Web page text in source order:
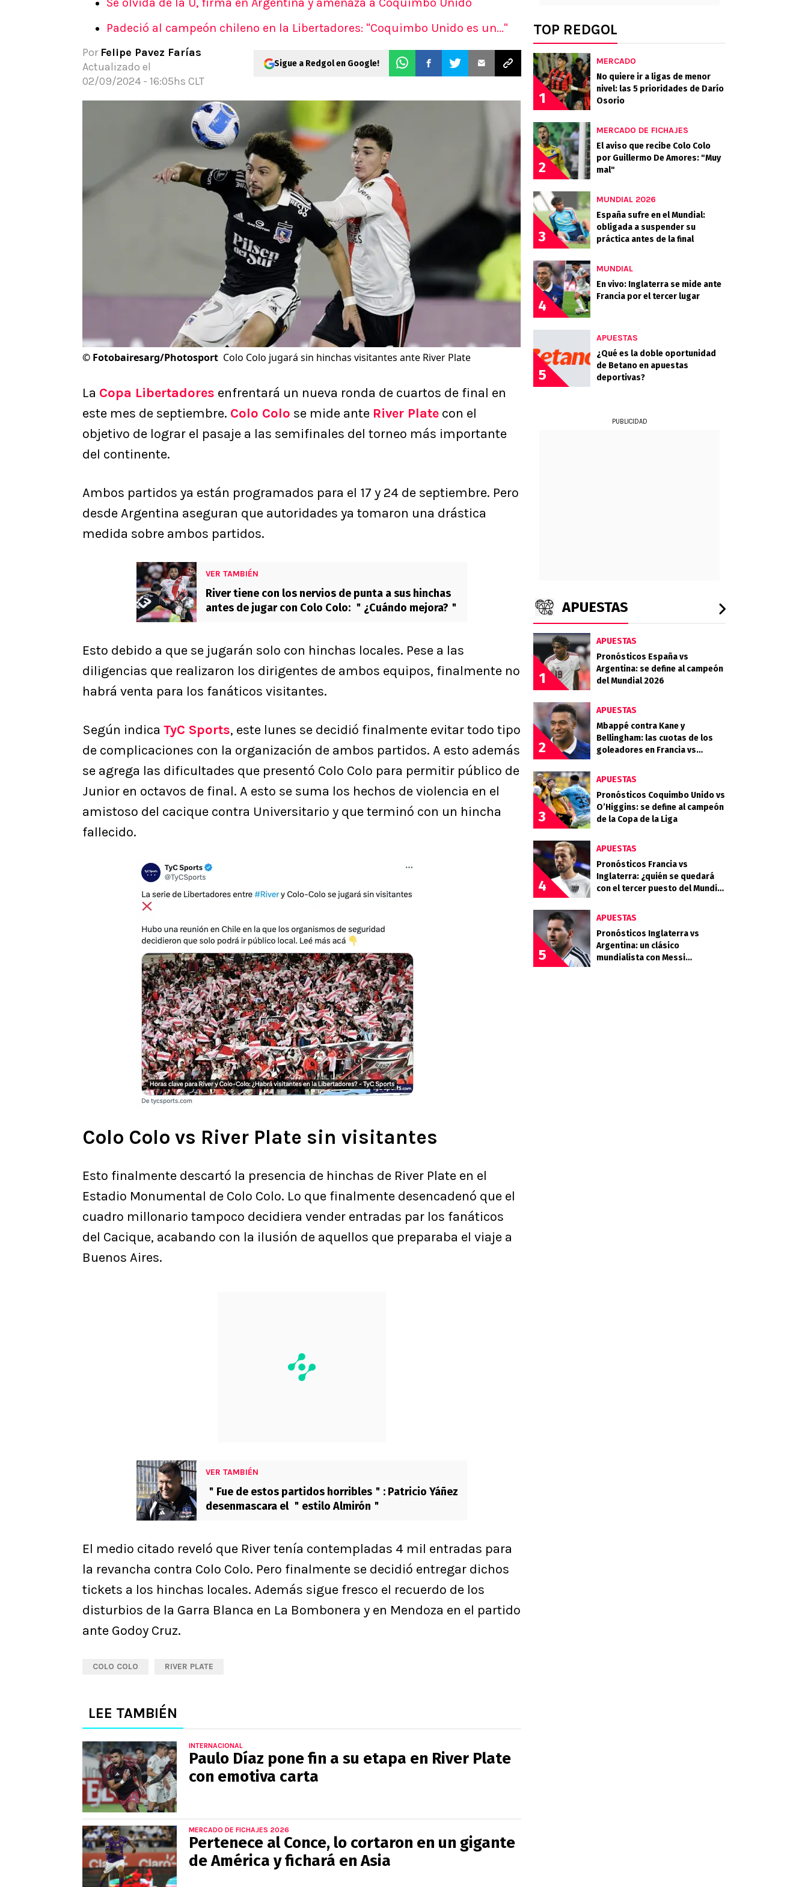
Pronósticos
Padeció al campeón chileno en la Libertadores: "Coquimbo Unido es un..."
Por Felipe Pavez Farías
Actualizado el
02/09/2024 - 16:05hs CLT
Sigue a Redgol en Google!
© Fotobairesarg/Photosport Colo Colo jugará sin hinchas visitantes ante River Plate
La Copa Libertadores enfrentará un nueva ronda de cuartos de final en
este mes de septiembre. Colo Colo se mide ante River Plate con el
objetivo de lograr el pasaje a las semifinales del torneo más importante
del continente.
Ambos partidos ya están programados para el 17 y 24 de septiembre. Pero
desde Argentina aseguran que autoridades ya tomaron una drástica
medida sobre ambos partidos.
VER TAMBIÉN
River tiene con los nervios de punta a sus hinchas
antes de jugar con Colo Colo: ＂¿Cuándo mejora?＂
Esto debido a que se jugarán solo con hinchas locales. Pese a las
diligencias que realizaron los dirigentes de ambos equipos, finalmente no
habrá venta para los fanáticos visitantes.
Según indica TyC Sports, este lunes se decidió finalmente evitar todo tipo
de complicaciones con la organización de ambos partidos. A esto además
se agrega las dificultades que presentó Colo Colo para permitir público de
Junior en octavos de final. A esto se suma los hechos de violencia en el
amistoso del cacique contra Universitario y que terminó con un hincha
fallecido.
Colo Colo vs River Plate sin visitantes
Esto finalmente descartó la presencia de hinchas de River Plate en el
Estadio Monumental de Colo Colo. Lo que finalmente desencadenó que el
cuadro millonario tampoco decidiera vender entradas par los fanáticos
del Cacique, acabando con la ilusión de aquellos que preparaba el viaje a
Buenos Aires.
VER TAMBIÉN
＂Fue de estos partidos horribles＂: Patricio Yáñez
desenmascara el ＂estilo Almirón＂
El medio citado reveló que River tenía contempladas 4 mil entradas para
la revancha contra Colo Colo. Pero finalmente se decidió entregar dichos
tickets a los hinchas locales. Además sigue fresco el recuerdo de los
disturbios de la Garra Blanca en La Bombonera y en Mendoza en el partido
ante Godoy Cruz.
COLO COLO RIVER PLATE
LEE TAMBIÉN
INTERNACIONAL
Paulo Díaz pone fin a su etapa en River Plate
con emotiva carta
MERCADO DE FICHAJES 2026
Pertenece al Conce, lo cortaron en un gigante
de América y fichará en Asia
TOP REDGOL
1
MERCADO
No quiere ir a ligas de menor
nivel: las 5 prioridades de Darío
Osorio
2
MERCADO DE FICHAJES
El aviso que recibe Colo Colo
por Guillermo De Amores: "Muy
mal"
3
MUNDIAL 2026
España sufre en el Mundial:
obligada a suspender su
práctica antes de la final
4
MUNDIAL
En vivo: Inglaterra se mide ante
Francia por el tercer lugar
5
APUESTAS
¿Qué es la doble oportunidad
de Betano en apuestas
deportivas?
PUBLICIDAD
APUESTAS
1
APUESTAS
Pronósticos España vs
Argentina: se define al campeón
del Mundial 2026
2
APUESTAS
Mbappé contra Kane y
Bellingham: las cuotas de los
goleadores en Francia vs
3
APUESTAS
Pronósticos Coquimbo Unido vs
O’Higgins: se define al campeón
de la Copa de la Liga
4
APUESTAS
Pronósticos Francia vs
Inglaterra: ¿quién se quedará
con el tercer puesto del Mundial
5
APUESTAS
Pronósticos Inglaterra vs
Argentina: un clásico
mundialista con Messi